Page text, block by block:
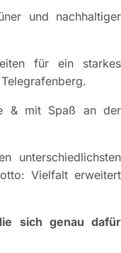
und nachhaltiger
für ein starkes
& mit Spaß an der
unterschiedlichsten
Vielfalt erweitert
sich genau dafür